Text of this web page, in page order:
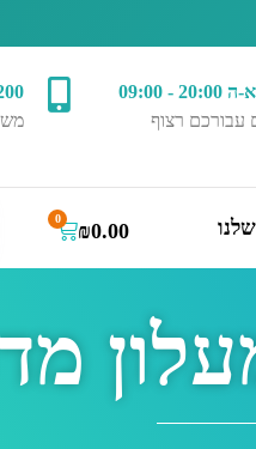
- 09:00
עבורכם רצוף
₪0.00
0